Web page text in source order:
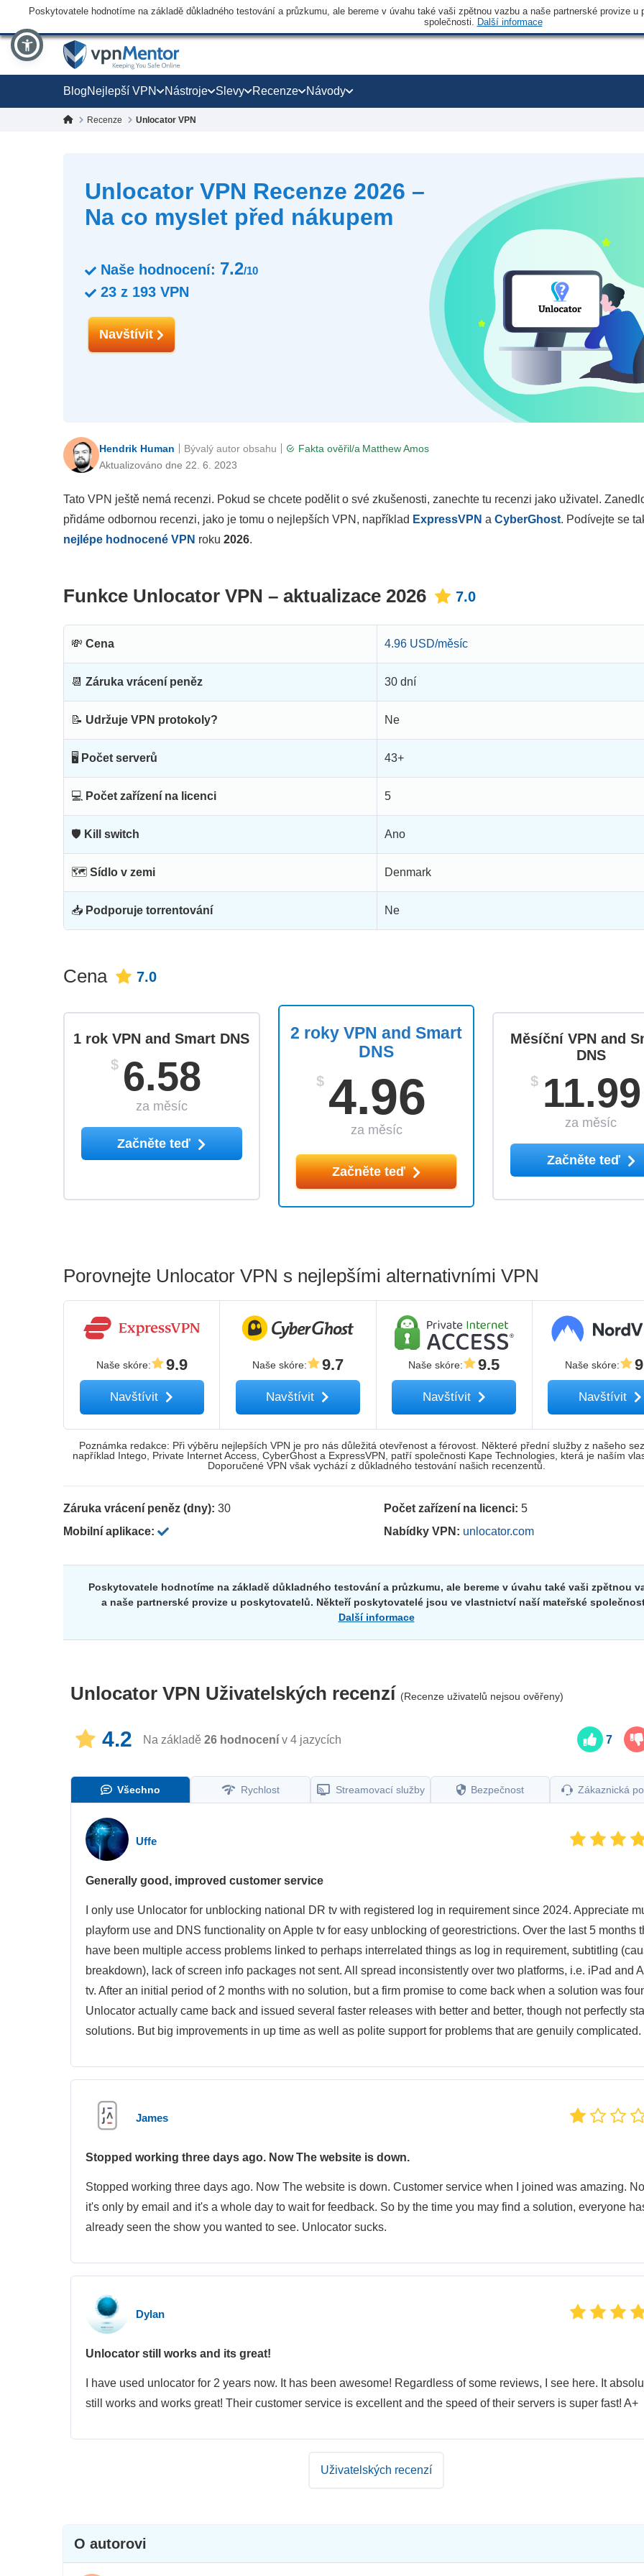
Poskytovatele hodnotíme na základě důkladného testování a průzkumu, ale bereme v úvahu také vaši zpětnou vazbu a naše partnerské provize
společnosti. Další informace
BlogNejlepší VPN Nástroje Slevy Recenze Návody
Recenze Unlocator VPN
Unlocator VPN Recenze 2026 –
Na co myslet před nákupem
Naše hodnocení: 7.2/10
23 z 193 VPN
Navštívit
Hendrik Human
Aktualizováno dne 22. 6. 2023
Fakta ověřil/a Matthew Amos
Bývalý autor obsahu
Tato VPN ještě nemá recenzi. Pokud se chcete podělit o své zkušenosti, zanechte tu recenzi jako uživatel.
přidáme odbornou recenzi, jako je tomu o nejlepších VPN, například ExpressVPN a CyberGhost. Podívejte se
nejlépe hodnocené VPN roku 2026.
Funkce Unlocator VPN – aktualizace 2026 7.0
💸 Cena 4.96 USD/měsíc
📆 Záruka vrácení peněz 30 dní
📝 Udržuje VPN protokoly? Ne
🖥 Počet serverů 43+
💻 Počet zařízení na licenci 5
🛡 Kill switch Ano
🗺 Sídlo v zemi Denmark
📥 Podporuje torrentování Ne
Cena 7.0
2 roky VPN and Smart
DNS
$ 4.96
za měsíc
Začněte teď
1 rok VPN and Smart DNS
$ 6.58
za měsíc
Začněte teď
Měsíční VPN and
DNS
$ 11.99
za měsíc
Začněte teď
Porovnejte Unlocator VPN s nejlepšími alternativními VPN
Naše skóre: 9.9
Navštívit
Naše skóre: 9.7
Navštívit
Naše skóre: 9.5
Navštívit
Naše skóre:
Navštívit
Poznámka redakce: Při výběru nejlepších VPN je pro nás důležitá otevřenost a férovost. Některé přední služby z našeho
například Intego, Private Internet Access, CyberGhost a ExpressVPN, patří společnosti Kape Technologies, která je naším
Doporučené VPN však vychází z důkladného testování našich recenzentů.
Záruka vrácení peněz (dny): 30
Mobilní aplikace:
Počet zařízení na licenci: 5
Nabídky VPN: unlocator.com
Poskytovatele hodnotíme na základě důkladného testování a průzkumu, ale bereme v úvahu také vaši zpětnou
a naše partnerské provize u poskytovatelů. Někteří poskytovatelé jsou ve vlastnictví naší mateřské
Další informace
Unlocator VPN Uživatelských recenzí (Recenze uživatelů nejsou ověřeny)
4.2 Na základě 26 hodnocení v 4 jazycích 7
Všechno Rychlost Streamovací služby Bezpečnost Zákaznická
Uffe
Generally good, improved customer service
I only use Unlocator for unblocking national DR tv with registered log in requirement since 2024. Appreciate
playform use and DNS functionality on Apple tv for easy unblocking of georestrictions. Over the last 5 months
have been multiple access problems linked to perhaps interrelated things as log in requirement, subtitling
breakdown), lack of screen info packages not sent. All spread inconsistently over two platforms, i.e. iPad and
tv. After an initial period of 2 months with no solution, but a firm promise to come back when a solution was
Unlocator actually came back and issued several faster releases with better and better, though not perfectly
solutions. But big improvements in up time as well as polite support for problems that are genuily complicated.
James
Stopped working three days ago. Now The website is down.
Stopped working three days ago. Now The website is down. Customer service when I joined was amazing.
it's only by email and it's a whole day to wait for feedback. So by the time you may find a solution, everyone
already seen the show you wanted to see. Unlocator sucks.
Dylan
Unlocator still works and its great!
I have used unlocator for 2 years now. It has been awesome! Regardless of some reviews, I see here. It
still works and works great! Their customer service is excellent and the speed of their servers is super fast! A+
Uživatelských recenzí
O autorovi